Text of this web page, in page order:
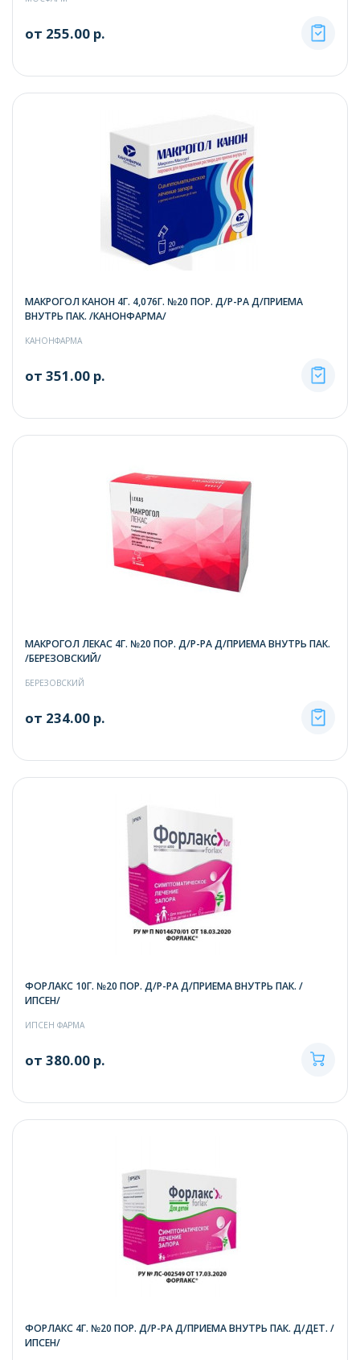
от 255.00 р.
МАКРОГОЛ КАНОН 4Г. 4,076Г. №20 ПОР. Д/Р-РА Д/ПРИЕМА
ВНУТРЬ ПАК. /КАНОНФАРМА/
КАНОНФАРМА
от 351.00 р.
МАКРОГОЛ ЛЕКАС 4Г. №20 ПОР. Д/Р-РА Д/ПРИЕМА ВНУТРЬ ПАК.
/БЕРЕЗОВСКИЙ/
БЕРЕЗОВСКИЙ
от 234.00 р.
ФОРЛАКС 10Г. №20 ПОР. Д/Р-РА Д/ПРИЕМА ВНУТРЬ ПАК. /
ИПСЕН/
ИПСЕН ФАРМА
от 380.00 р.
ФОРЛАКС 4Г. №20 ПОР. Д/Р-РА Д/ПРИЕМА ВНУТРЬ ПАК. Д/ДЕТ. /
ИПСЕН/